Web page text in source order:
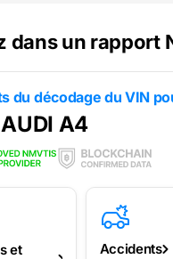
dans un rapport
du décodage du VIN
A4
et
Accidents